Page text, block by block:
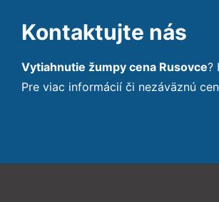
Kontaktujte nás
Vytiahnutie žumpy cena Rusovce?
Pre viac informácií či nezáväznú